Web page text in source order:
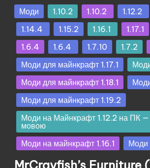
Опубліковано
у
Моди 1.10.2 1.10.2 1.12.2
1.14.4
1.15.2 1.16.1 1.17.1
1.6.4
1.6.4 1.7.10 1.7.2
Моди для майнкрафт 1.17.1
Моди для майнкрафт 1.18.1
Моди для майнкрафт 1.19.2
Моди на Майнкрафт 1.12.2 на ПК —
мовою
Моди на майнкрафт 1.16.1
Моди
MrCrayfish’s Furniture